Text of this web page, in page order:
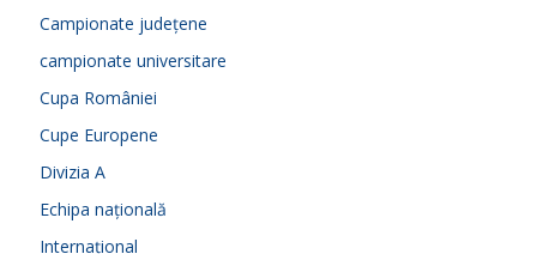
Campionate județene
campionate universitare
Cupa României
Cupe Europene
Divizia A
Echipa națională
Internațional